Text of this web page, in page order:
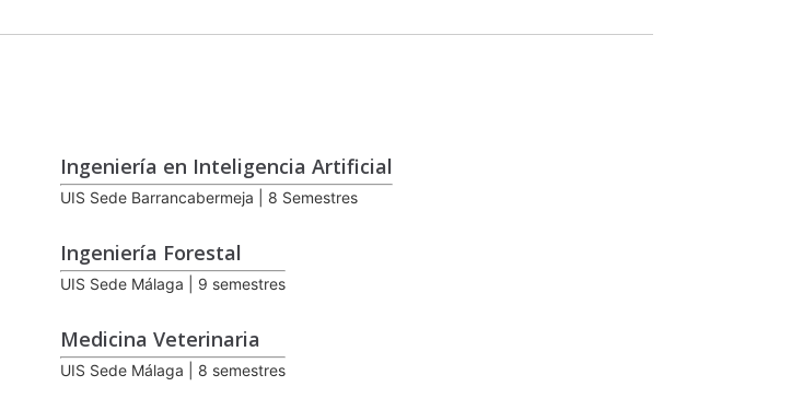
Ingeniería en Inteligencia Artificial
UIS Sede Barrancabermeja | 8 Semestres
Ingeniería Forestal
UIS Sede Málaga | 9 semestres
Medicina Veterinaria
UIS Sede Málaga | 8 semestres